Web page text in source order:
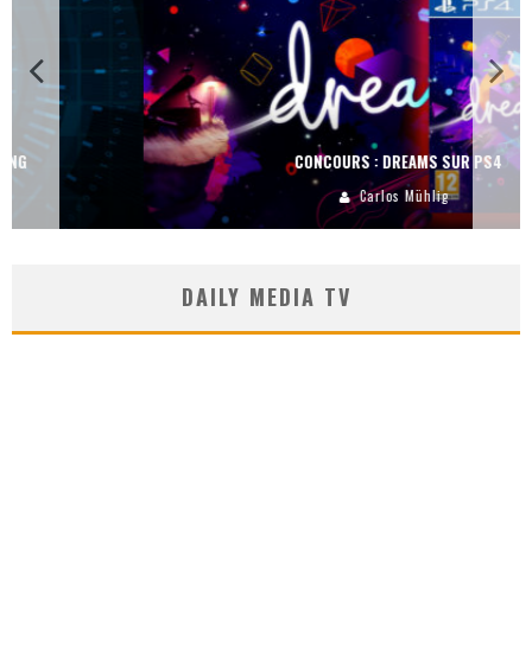
CONCOURS : DREAMS SUR PS4
DAILY MEDIA TV